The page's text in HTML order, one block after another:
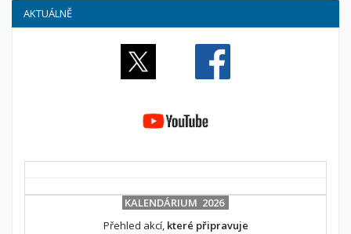
AKTUÁLNĚ
KALENDÁRIUM 2026
Přehled akcí, které připravuje